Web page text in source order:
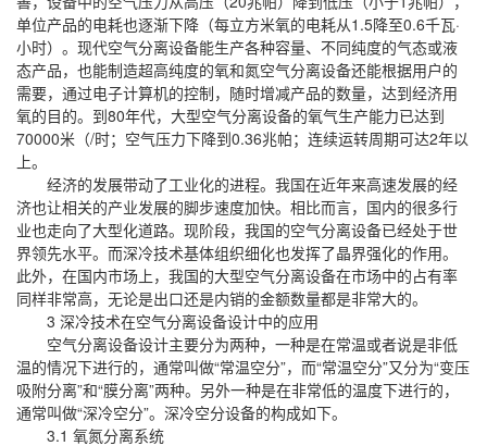
单位产品的电耗也逐渐下降（每立方米氧的电耗从1.5降至0.6千瓦·
小时）。现代空气分离设备能生产各种容量、不同纯度的气态或液
态产品，也能制造超高纯度的氧和氮空气分离设备还能根据用户的
需要，通过电子计算机的控制，随时增减产品的数量，达到经济用
氧的目的。到80年代，大型空气分离设备的氧气生产能力已达到
70000米（/时；空气压力下降到0.36兆帕；连续运转周期可达2年以
上。
经济的发展带动了工业化的进程。我国在近年来高速发展的经
济也让相关的产业发展的脚步速度加快。相比而言，国内的很多行
业也走向了大型化道路。现阶段，我国的空气分离设备已经处于世
界领先水平。而深冷技术基体组织细化也发挥了晶界强化的作用。
此外，在国内市场上，我国的大型空气分离设备在市场中的占有率
同样非常高，无论是出口还是内销的金额数量都是非常大的。
3 深冷技术在空气分离设备设计中的应用
空气分离设备设计主要分为两种，一种是在常温或者说是非低
温的情况下进行的，通常叫做“常温空分”，而“常温空分”又分为“变压
吸附分离”和“膜分离”两种。另外一种是在非常低的温度下进行的，
通常叫做“深冷空分”。深冷空分设备的构成如下。
3.1 氧氮分离系统